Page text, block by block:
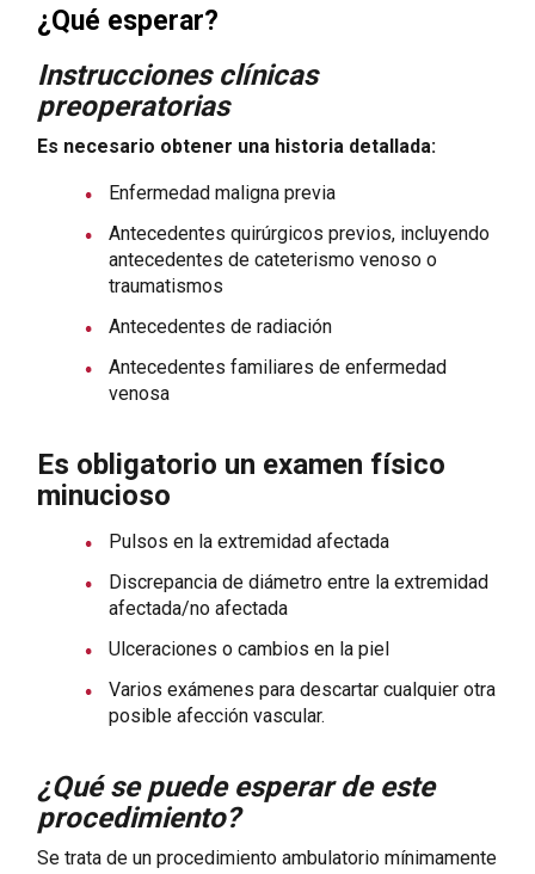
¿Qué esperar?
Instrucciones clínicas
preoperatorias
Es necesario obtener una historia detallada:
Enfermedad maligna previa
Antecedentes quirúrgicos previos, incluyendo
antecedentes de cateterismo venoso o
traumatismos
Antecedentes de radiación
Antecedentes familiares de enfermedad
venosa
Es obligatorio un examen físico
minucioso
Pulsos en la extremidad afectada
Discrepancia de diámetro entre la extremidad
afectada/no afectada
Ulceraciones o cambios en la piel
Varios exámenes para descartar cualquier otra
posible afección vascular.
¿Qué se puede esperar de este
procedimiento?
Se trata de un procedimiento ambulatorio mínimamente